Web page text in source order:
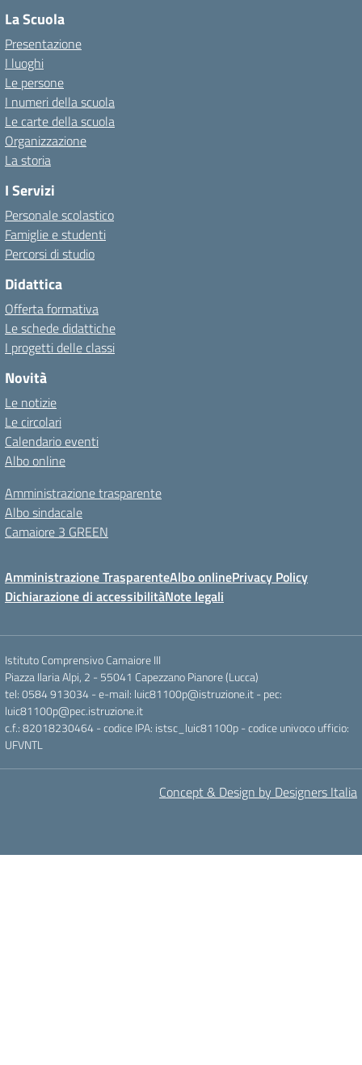
La Scuola
Presentazione
I luoghi
Le persone
I numeri della scuola
Le carte della scuola
Organizzazione
La storia
I Servizi
Personale scolastico
Famiglie e studenti
Percorsi di studio
Didattica
Offerta formativa
Le schede didattiche
I progetti delle classi
Novità
Le notizie
Le circolari
Calendario eventi
Albo online
Amministrazione trasparente
Albo sindacale
Camaiore 3 GREEN
Amministrazione TrasparenteAlbo onlinePrivacy Policy
Dichiarazione di accessibilitàNote legali
Istituto Comprensivo Camaiore III
Piazza Ilaria Alpi, 2 - 55041 Capezzano Pianore (Lucca)
tel: 0584 913034 - e-mail: luic81100p@istruzione.it - pec:
luic81100p@pec.istruzione.it
c.f.: 82018230464 - codice IPA: istsc_luic81100p - codice univoco ufficio:
UFVNTL
Concept & Design by Designers Italia